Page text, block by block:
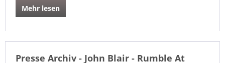
Mehr lesen
Presse Archiv - John Blair - Rumble At